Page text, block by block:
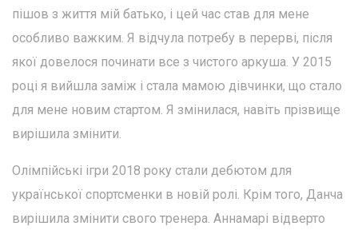
пішов з життя мій батько, і цей час став для мене
особливо важким. Я відчула потребу в перерві, після
якої довелося починати все з чистого аркуша. У 2015
році я вийшла заміж і стала мамою дівчинки, що стало
для мене новим стартом. Я змінилася, навіть прізвище
вирішила змінити.
Олімпійські ігри 2018 року стали дебютом для
української спортсменки в новій ролі. Крім того, Данча
вирішила змінити свого тренера. Аннамарі відверто